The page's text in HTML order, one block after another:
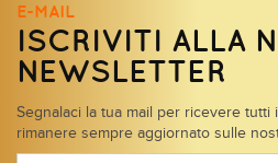
E-MAIL
ISCRIVITI ALLA
NEWSLETTER
Segnalaci la tua mail per ricevere
rimanere sempre aggiornato sulle